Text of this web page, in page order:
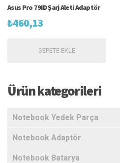
Asus Pro 79ID Şarj Aleti Adaptör
₺460,13
SEPETE EKLE
Ürün kategorileri
Notebook Yedek Parça
Notebook Adaptör
Notebook Batarya